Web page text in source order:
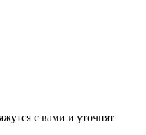
с вами и уточнят